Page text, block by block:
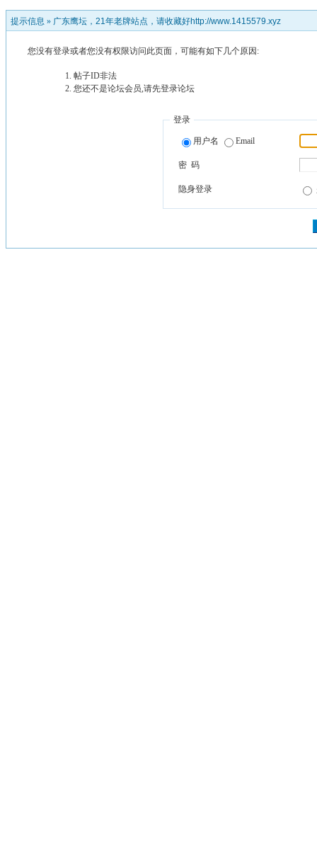
提示信息 » 广东鹰坛，21年老牌站点，请收藏好http://www.1415579.xyz
您没有登录或者您没有权限访问此页面，可能有如下几个原因:
帖子ID非法
您还不是论坛会员,请先登录论坛
登录
用户名 Email
密 码
隐身登录